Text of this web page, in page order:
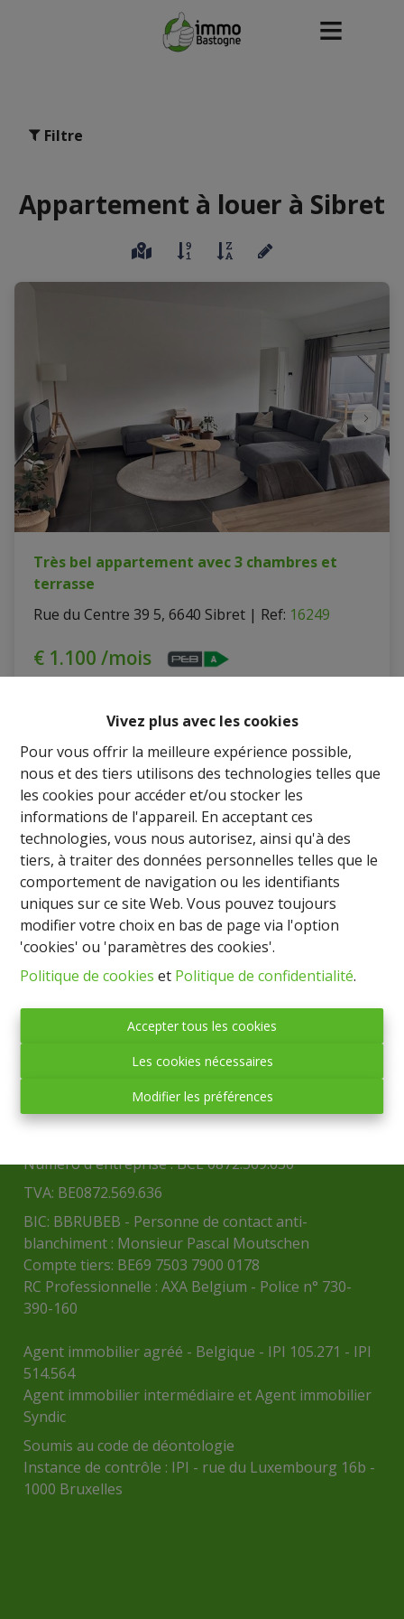
Vivez plus avec les cookies
Pour vous offrir la meilleure expérience possible,
nous et des tiers utilisons des technologies telles que
les cookies pour accéder et/ou stocker les
informations de l'appareil. En acceptant ces
technologies, vous nous autorisez, ainsi qu'à des
tiers, à traiter des données personnelles telles que le
comportement de navigation ou les identifiants
uniques sur ce site Web. Vous pouvez toujours
modifier votre choix en bas de page via l'option
'cookies' ou 'paramètres des cookies'.
Politique de cookies et Politique de confidentialité.
Accepter tous les cookies
Les cookies nécessaires
Modifier les préférences
Filtre
Appartement à louer à Sibret
Très bel appartement avec 3 chambres et
terrasse
Rue du Centre 39 5, 6640 Sibret | Ref: 16249
€ 1.100 /mois
150 m²
IMMO BASTOGNE
(société anonyme)
Tél. : 061/21.70.91
Fax : 061/21.70.92
Numéro d'entreprise : BCE 0872.569.636
TVA: BE0872.569.636
BIC: BBRUBEB - Personne de contact anti-
blanchiment : Monsieur Pascal Moutschen
Compte tiers: BE69 7503 7900 0178
RC Professionnelle : AXA Belgium - Police n° 730-
390-160
Agent immobilier agréé - Belgique - IPI 105.271 - IPI
514.564
Agent immobilier intermédiaire et Agent immobilier
Syndic
Soumis au code de déontologie
Instance de contrôle : IPI - rue du Luxembourg 16b -
1000 Bruxelles